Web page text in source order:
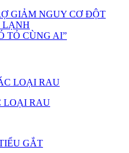
GIẢM NGUY CƠ ĐỘT
LẠNH
TỎ CÙNG AI”
LOẠI RAU